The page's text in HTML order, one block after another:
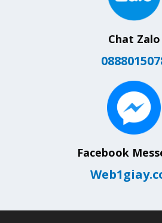
Chat Zalo
Facebook